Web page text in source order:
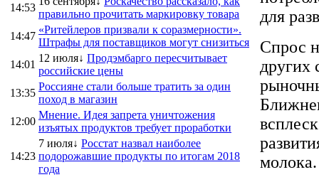
14:53
правильно прочитать маркировку товара
14:47
«Ритейлеров призвали к соразмерности».
Штрафы для поставщиков могут снизиться
14:01
12 июля↓ Продэмбарго пересчитывает
российские цены
13:35
Россияне стали больше тратить за один
поход в магазин
12:00
Мнение. Идея запрета уничтожения
изъятых продуктов требует проработки
14:23
7 июля↓ Росстат назвал наиболее
подорожавшие продукты по итогам 2018
года
для
Спрос
других
молока.